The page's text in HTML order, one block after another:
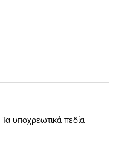
Τα υποχρεωτικά πεδία